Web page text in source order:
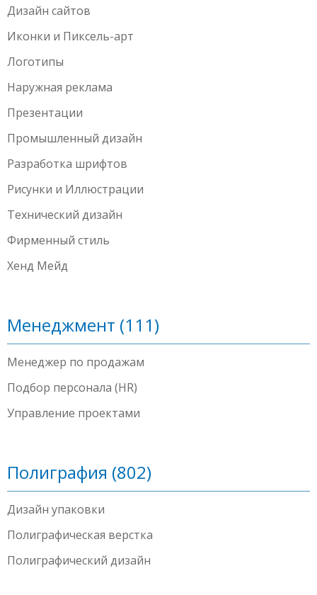
Дизайн сайтов
Иконки и Пиксель-арт
Логотипы
Наружная реклама
Презентации
Промышленный дизайн
Разработка шрифтов
Рисунки и Иллюстрации
Технический дизайн
Фирменный стиль
Хенд Мейд
Менеджмент (111)
Менеджер по продажам
Подбор персонала (HR)
Управление проектами
Полиграфия (802)
Дизайн упаковки
Полиграфическая верстка
Полиграфический дизайн